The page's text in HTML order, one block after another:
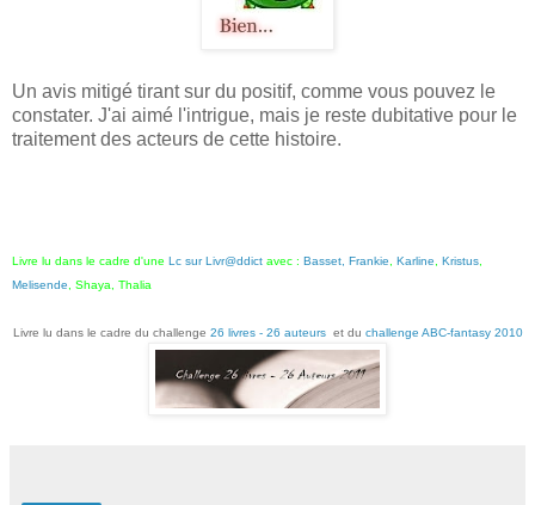
Un avis mitigé tirant sur du positif, comme vous pouvez le
constater. J'ai aimé l'intrigue, mais je reste dubitative pour le
traitement des acteurs de cette histoire.
Livre lu dans le cadre d'une Lc sur Livr@ddict avec : Basset, Frankie Karline Kristus
Melisende , Shaya, Thalia
Livre lu dans le cadre du challenge 26 livres - 26 auteurs et du challenge ABC-fantasy 2010